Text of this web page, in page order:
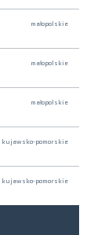
małopolskie
małopolskie
małopolskie
kujawsko-pomorskie
kujawsko-pomorskie